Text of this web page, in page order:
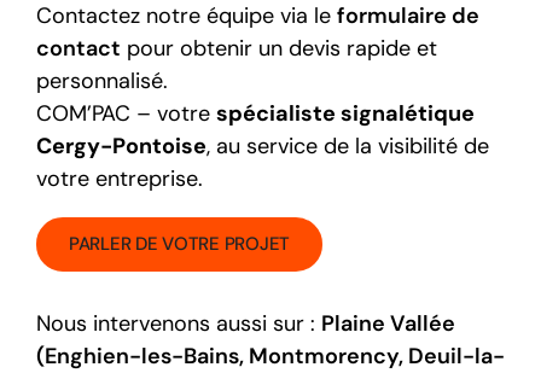
Contactez notre équipe via le formulaire de
contact pour obtenir un devis rapide et
personnalisé.
COM’PAC – votre spécialiste signalétique
Cergy-Pontoise, au service de la visibilité de
votre entreprise.
PARLER DE VOTRE PROJET
Nous intervenons aussi sur : Plaine Vallée
(Enghien-les-Bains, Montmorency, Deuil-la-